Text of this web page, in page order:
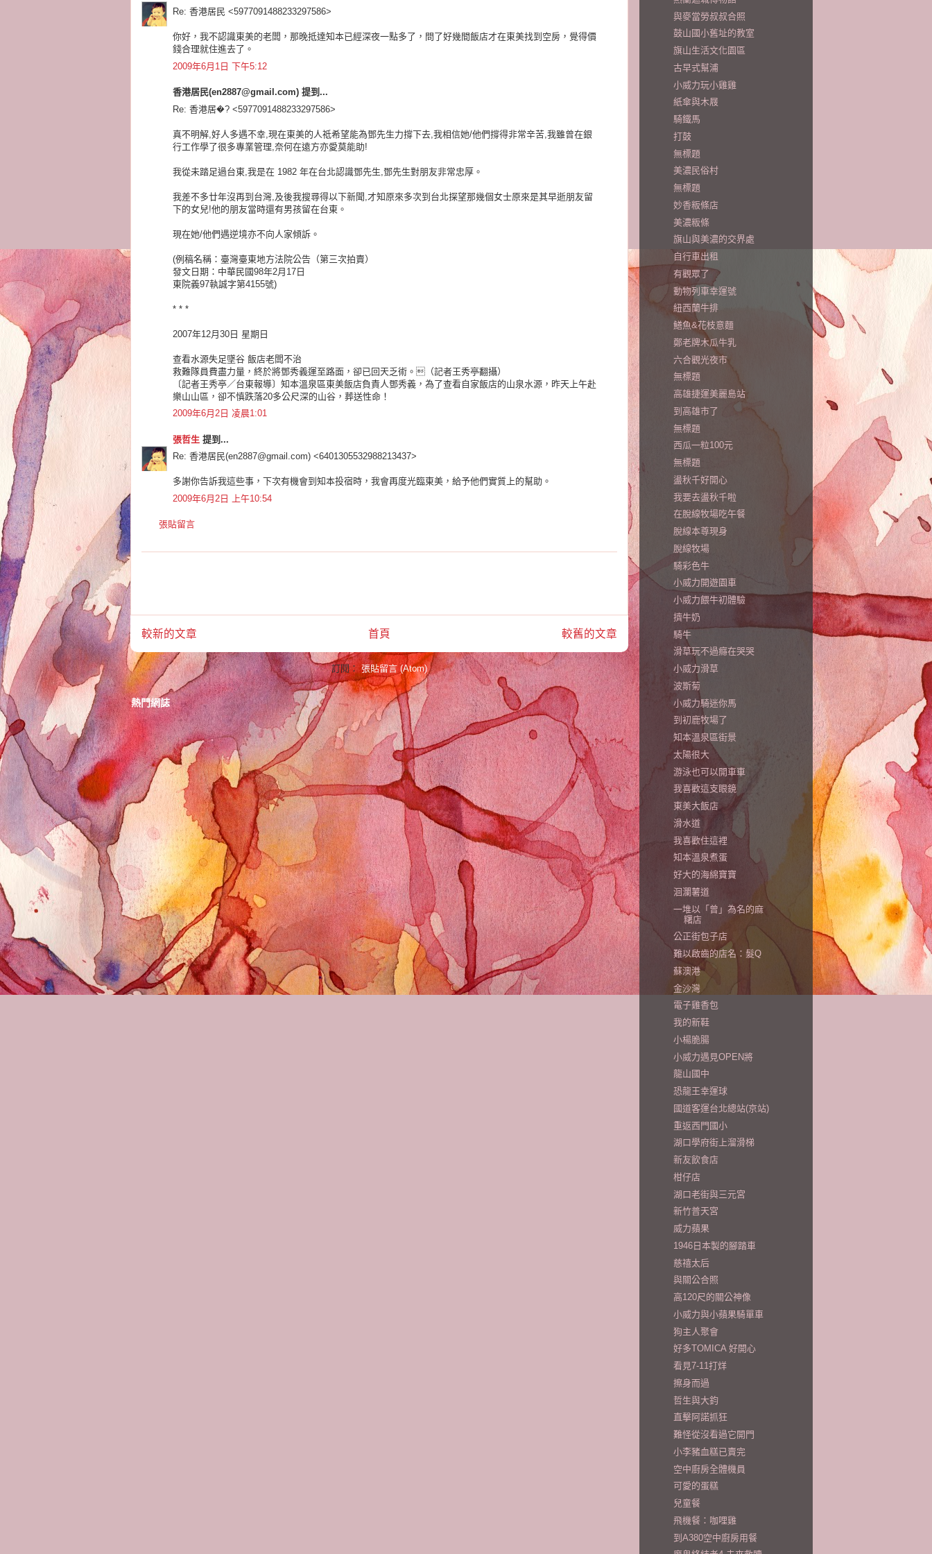
Re: 香港居民 <5977091488233297586>
你好，我不認識東美的老闆，那晚抵達知本已經深夜一點多了，問了好幾間飯店才在東美找到空房，覺得價
錢合理就住進去了。
2009年6月1日 下午5:12
香港居民(en2887@gmail.com) 提到...
Re: 香港居�? <5977091488233297586>
真不明解,好人多遇不幸,現在東美的人祗希望能為鄧先生力撐下去,我相信她/他們撐得非常辛苦,我雖曾在銀
行工作學了很多專業管理,奈何在遠方亦愛莫能助!
我從未踏足過台東,我是在 1982 年在台北認識鄧先生,鄧先生對朋友非常忠厚。
我差不多廿年沒再到台灣,及後我搜尋得以下新聞,才知原來多次到台北探望那幾個女士原來是其早逝朋友留
下的女兒!他的朋友當時還有男孩留在台東。
現在她/他們遇逆境亦不向人家傾訴。
(例稿名稱：臺灣臺東地方法院公告（第三次拍賣）
發文日期：中華民國98年2月17日
東院義97執誠字第4155號)
* * *
2007年12月30日 星期日
查看水源失足墜谷 飯店老闆不治
救難隊員費盡力量，終於將鄧秀義運至路面，卻已回天乏術。（記者王秀亭翻攝）
〔記者王秀亭／台東報導〕知本溫泉區東美飯店負責人鄧秀義，為了查看自家飯店的山泉水源，昨天上午赴
樂山山區，卻不慎跌落20多公尺深的山谷，葬送性命！
2009年6月2日 凌晨1:01
張哲生 提到...
Re: 香港居民(en2887@gmail.com) <6401305532988213437>
多謝你告訴我這些事，下次有機會到知本投宿時，我會再度光臨東美，給予他們實質上的幫助。
2009年6月2日 上午10:54
張貼留言
較新的文章 較舊的文章
首頁
訂閱：張貼留言 (Atom)
熱門網誌
與麥當勞叔叔合照
鼓山國小舊址的教室
旗山生活文化園區
古早式幫浦
小威力玩小雞雞
紙傘與木屐
騎鐵馬
打鼓
無標題
美濃民俗村
無標題
妙香粄條店
美濃粄條
旗山與美濃的交界處
自行車出租
有觀眾了
動物列車幸運號
紐西蘭牛排
鱔魚&花枝意麵
鄭老牌木瓜牛乳
六合觀光夜市
無標題
高雄捷運美麗島站
到高雄市了
無標題
西瓜一粒100元
無標題
盪秋千好開心
我要去盪秋千啦
在脫線牧場吃午餐
脫線本尊現身
脫線牧場
騎彩色牛
小威力開遊園車
小威力餵牛初體驗
擠牛奶
騎牛
滑草玩不過癮在哭哭
小威力滑草
波斯菊
小威力騎迷你馬
到初鹿牧場了
知本溫泉區街景
太陽很大
游泳也可以開車車
我喜歡這支眼鏡
東美大飯店
滑水道
我喜歡住這裡
知本溫泉煮蛋
好大的海綿寶寶
洄瀾薯道
一堆以「曾」為名的麻
糬店
公正街包子店
難以啟齒的店名：髮Q
蘇澳港
金沙灣
電子雞香包
我的新鞋
小楊脆腸
小威力遇見OPEN將
龍山國中
恐龍王幸運球
國道客運台北總站(京站)
重返西門國小
湖口學府街上溜滑梯
新友飲食店
柑仔店
湖口老街與三元宮
新竹普天宮
威力蘋果
1946日本製的腳踏車
慈禧太后
與關公合照
高120尺的關公神像
小威力與小蘋果騎單車
狗主人聚會
好多TOMICA 好開心
看見7-11打烊
擦身而過
哲生與大鈞
直擊阿諾抓狂
難怪從沒看過它開門
小李豬血糕已賣完
空中廚房全體機員
可愛的蛋糕
兒童餐
飛機餐：咖哩雞
到A380空中廚房用餐